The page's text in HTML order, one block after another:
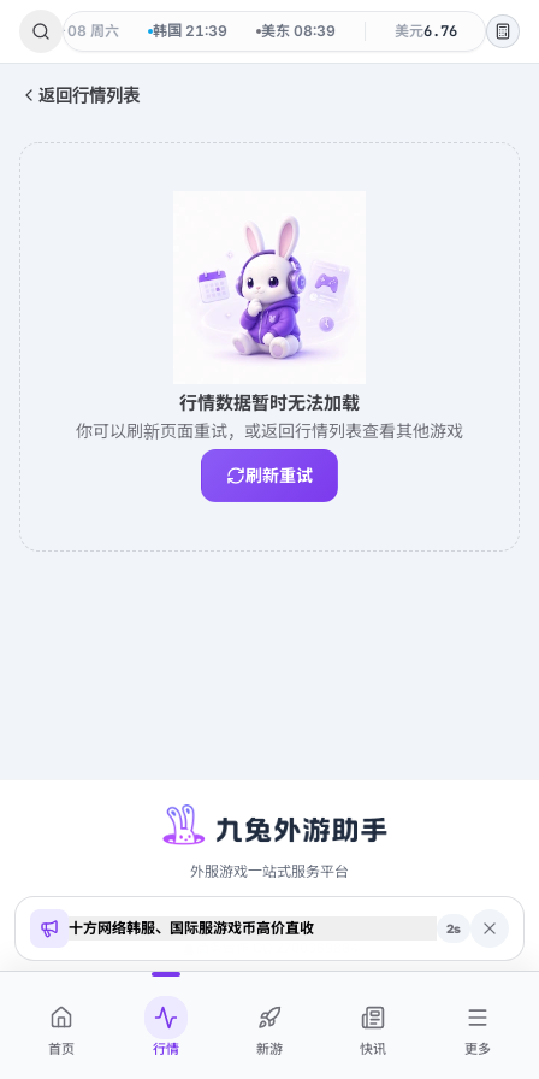
·08-08 周六 韩国 21:39 美东 08:39 美元6.76 韩元
返回行情列表
行情数据暂时无法加载
你可以刷新页面重试，或返回行情列表查看其他游戏
刷新重试
外服游戏一站式服务平台
Copyright ©20269to.me · 本站内容仅供参考，不构成投资建议
十方网络韩服、国际服游戏币高价直收 2s
首页 行情 新游 快讯 更多